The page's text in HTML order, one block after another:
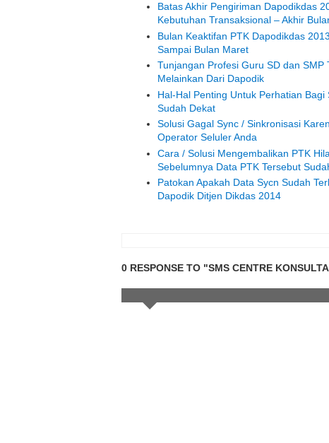
Batas Akhir Pengiriman Dapodikdas
Kebutuhan Transaksional – Akhir
Bulan Keaktifan PTK Dapodikdas
Sampai Bulan Maret
Tunjangan Profesi Guru SD dan SMP
Melainkan Dari Dapodik
Hal-Hal Penting Untuk Perhatian
Sudah Dekat
Solusi Gagal Sync / Sinkronisasi
Operator Seluler Anda
Cara / Solusi Mengembalikan PTK
Sebelumnya Data PTK Tersebut
Patokan Apakah Data Sycn Sudah
Dapodik Ditjen Dikdas 2014
0 RESPONSE TO "SMS CENTRE